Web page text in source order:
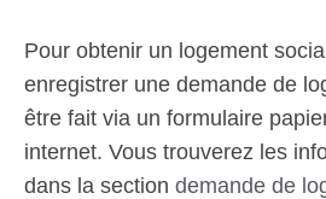
Pour obtenir un logement
enregistrer une demande de
être fait via un formulaire
internet. Vous trouverez les
dans la section demande de